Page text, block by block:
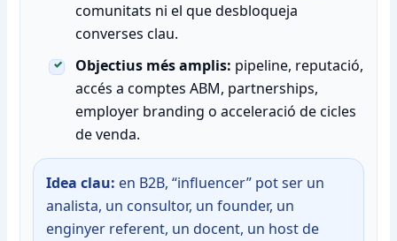
comunitats ni el que desbloqueja
converses clau.
Objectius més amplis: pipeline, reputació,
accés a comptes ABM, partnerships,
employer branding o acceleració de cicles
de venda.
Idea clau: en B2B, “influencer” pot ser un
analista, un consultor, un founder, un
enginyer referent, un docent, un host de